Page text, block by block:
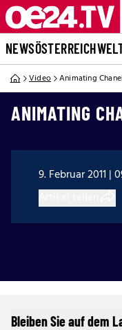
NEWSÖSTERREICH
Video Animating
ANIMATING
9. Februar 2011 |
Bleiben Sie auf dem